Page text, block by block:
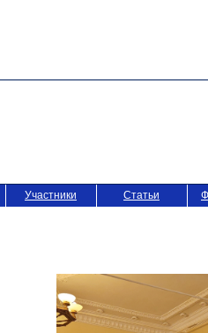
Участники Статьи